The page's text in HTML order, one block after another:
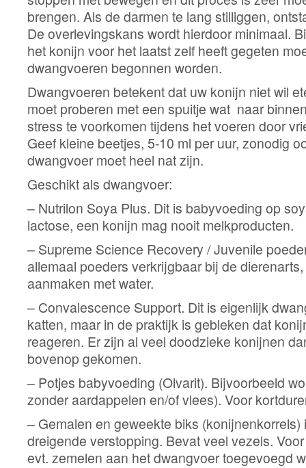
brengen. Als de darmen te lang stilliggen,
De overlevingskans wordt hierdoor minimaal.
het konijn voor het laatst zelf heeft gegeten
dwangvoeren begonnen worden.
Dwangvoeren betekent dat uw konijn niet wil
moet proberen met een spuitje wat naar
stress te voorkomen tijdens het voeren door
Geef kleine beetjes, 5-10 ml per uur, zonodig
dwangvoer moet heel nat zijn.
Geschikt als dwangvoer:
– Nutrilon Soya Plus. Dit is babyvoeding op
lactose, een konijn mag nooit melkproducten.
– Supreme Science Recovery / Juvenile
allemaal poeders verkrijgbaar bij de
aanmaken met water.
– Convalescence Support. Dit is eigenlijk
katten, maar in de praktijk is gebleken dat
reageren. Er zijn al veel doodzieke konijnen
bovenop gekomen.
– Potjes babyvoeding (Olvarit). Bijvoorbeeld
zonder aardappelen en/of vlees). Voor
– Gemalen en geweekte biks
dreigende verstopping. Bevat veel vezels.
evt. zemelen aan het dwangvoer toegevoegd